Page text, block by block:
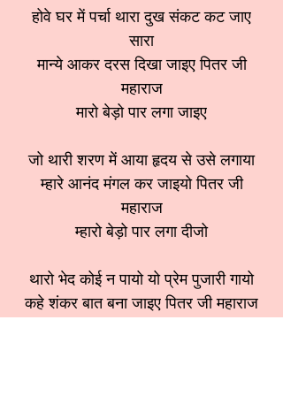
होवे घर में पर्चा थारा दुख संकट कट जाए
सारा
मान्ये आकर दरस दिखा जाइए पितर जी
महाराज
मारो बेड़ो पार लगा जाइए
जो थारी शरण में आया हृदय से उसे लगाया
म्हारे आनंद मंगल कर जाइयो पितर जी
महाराज
म्हारो बेड़ो पार लगा दीजो
थारो भेद कोई न पायो यो प्रेम पुजारी गायो
कहे शंकर बात बना जाइए पितर जी महाराज